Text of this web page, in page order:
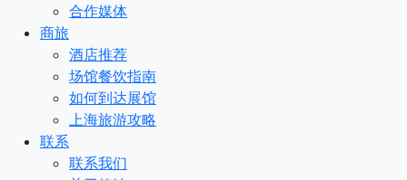
合作媒体
商旅
酒店推荐
场馆餐饮指南
如何到达展馆
上海旅游攻略
联系
联系我们